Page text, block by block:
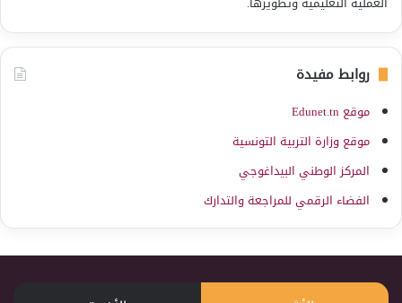
روابط مفيدة
موقع Edunet.tn
موقع وزارة التربية التونسية
المركز الوطني البيداغوجي
الفضاء الرقمي للمراجعة والتدارك